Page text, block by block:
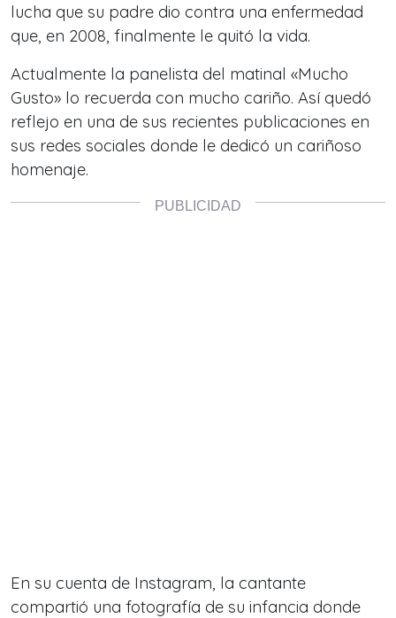
lucha que su padre dio contra una enfermedad
que, en 2008, finalmente le quitó la vida.
Actualmente la panelista del matinal «Mucho
Gusto» lo recuerda con mucho cariño. Así quedó
reflejo en una de sus recientes publicaciones en
sus redes sociales donde le dedicó un cariñoso
homenaje.
En su cuenta de Instagram, la cantante
compartió una fotografía de su infancia donde